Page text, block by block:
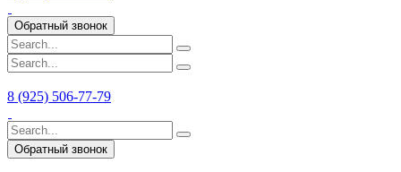
Обратный звонок
8 (925) 506-77-79
Обратный звонок